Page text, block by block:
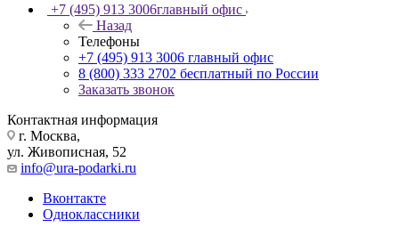
+7 (495) 913 3006главный офис
Назад
Телефоны
+7 (495) 913 3006 главный офис
8 (800) 333 2702 бесплатный по России
Заказать звонок
Контактная информация
г. Москва,
ул. Живописная, 52
info@ura-podarki.ru
Вконтакте
Одноклассники